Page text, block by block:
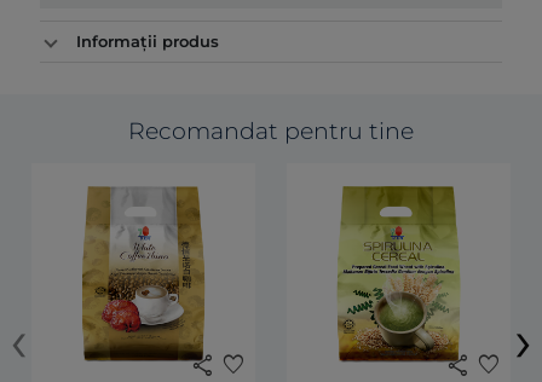
Informații produs
Recomandat pentru tine
share favorite share favorite
‹ ›